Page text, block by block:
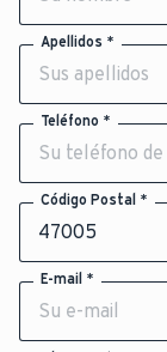
Apellidos *
Teléfono *
Código Postal *
E-mail *